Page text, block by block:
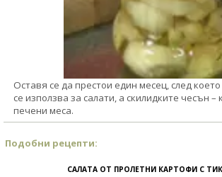
Оставя се да престои един месец, след
се използва за салати, а скилидките чесън –
печени меса.
Подобни рецепти:
САЛАТА ОТ ПРОЛЕТНИ КАРТОФИ С